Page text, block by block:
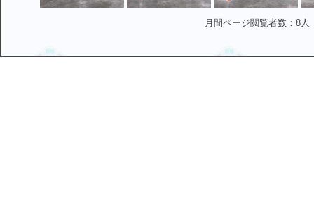
月間ページ閲覧者数：8人